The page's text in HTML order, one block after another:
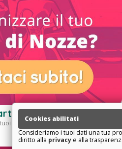
viaggi vacanza
Cookies abilitati
Consideriamo i tuoi dati una tua
diritto alla privacy e alla